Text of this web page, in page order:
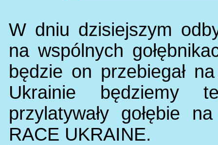
W dniu dzisiejszym
na wspólnych
będzie on przebiegał
Ukrainie będziemy
przylatywały gołębie
RACE UKRAINE.